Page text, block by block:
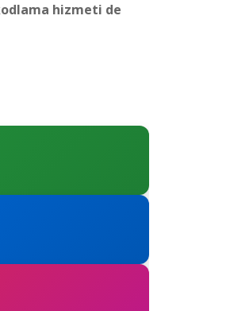
hizmeti de